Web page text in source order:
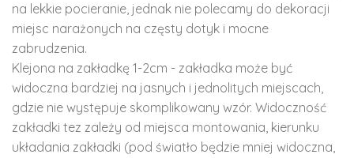
na lekkie pocieranie, jednak nie polecamy do dekoracji
miejsc narażonych na częsty dotyk i mocne
zabrudzenia.
Klejona na zakładkę 1-2cm - zakładka może być
widoczna bardziej na jasnych i jednolitych miejscach,
gdzie nie występuje skomplikowany wzór. Widoczność
zakładki tez zależy od miejsca montowania, kierunku
układania zakładki (pod światło będzie mniej widoczna,